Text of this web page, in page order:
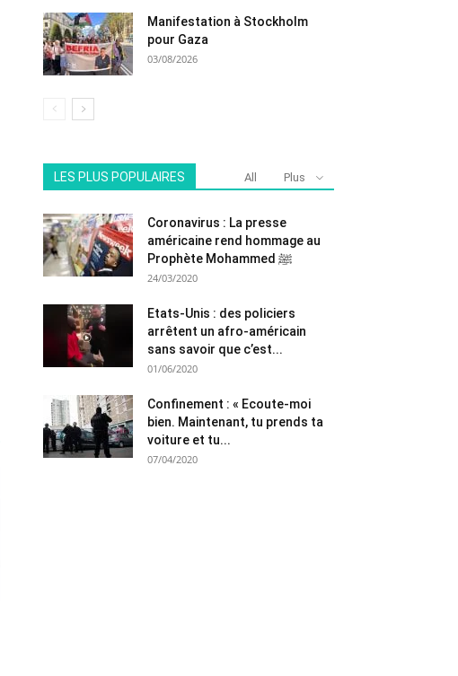
Manifestation à Stockholm
pour Gaza
03/08/2026
LES PLUS POPULAIRES All Plus
Coronavirus : La presse
américaine rend hommage au
Prophète Mohammed ﷺ
24/03/2020
Etats-Unis : des policiers
arrêtent un afro-américain
sans savoir que c’est...
01/06/2020
Confinement : « Ecoute-moi
bien. Maintenant, tu prends ta
voiture et tu...
07/04/2020